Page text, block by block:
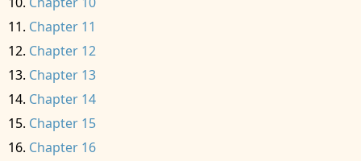
Chapter 11
Chapter 12
Chapter 13
Chapter 14
Chapter 15
Chapter 16